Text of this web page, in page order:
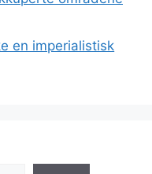
en imperialistisk